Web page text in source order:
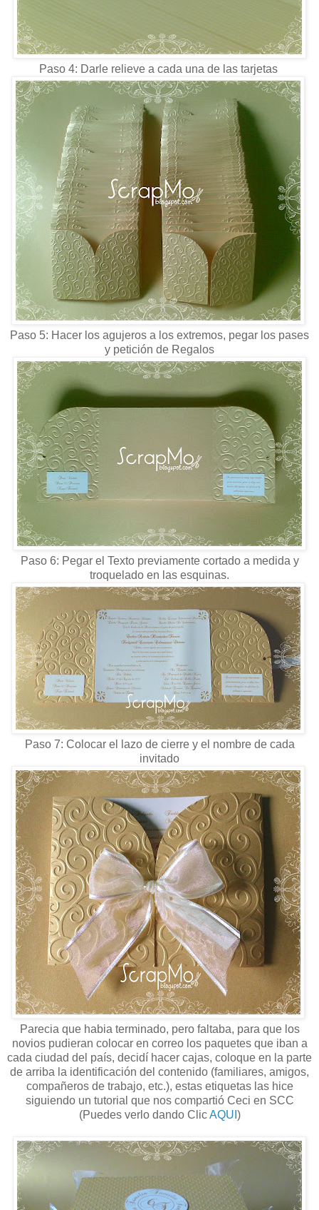
Paso 4: Darle relieve a cada una de las tarjetas
Paso 5: Hacer los agujeros a los extremos, pegar los pases
y petición de Regalos
Paso 6: Pegar el Texto previamente cortado a medida y
troquelado en las esquinas.
Paso 7: Colocar el lazo de cierre y el nombre de cada
invitado
Parecia que habia terminado, pero faltaba, para que los
novios pudieran colocar en correo los paquetes que iban a
cada ciudad del país, decidí hacer cajas, coloque en la parte
de arriba la identificación del contenido (familiares, amigos,
compañeros de trabajo, etc.), estas etiquetas las hice
siguiendo un tutorial que nos compartió Ceci en SCC
(Puedes verlo dando ClicAQUI )